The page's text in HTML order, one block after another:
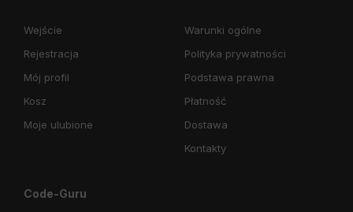
Wejście
Rejestracja
Mój profil
Kosz
Moje ulubione
Warunki ogólne
Polityka prywatności
Podstawa prawna
Płatność
Dostawa
Kontakty
Code-Guru